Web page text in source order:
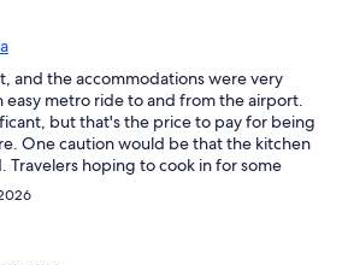
and the accommodations were very
easy metro ride to and from the airport.
but that's the price to pay for being
One caution would be that the kitchen
Travelers hoping to cook in for some